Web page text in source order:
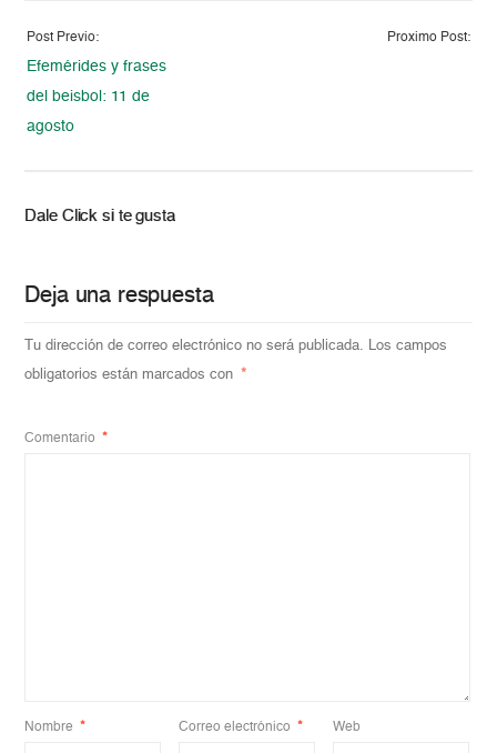
Post Previo:
Efemérides y frases
del beisbol: 11 de
agosto
Proximo Post:
Dale Click si te gusta
Deja una respuesta
Tu dirección de correo electrónico no será publicada. Los campos
obligatorios están marcados con *
Comentario *
Nombre * Correo electrónico * Web